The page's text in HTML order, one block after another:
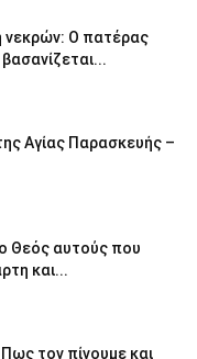
νεκρών: Ο πατέρας
Αγίας Παρασκευής –
Θεός αυτούς που
και...
τον πίνουμε και